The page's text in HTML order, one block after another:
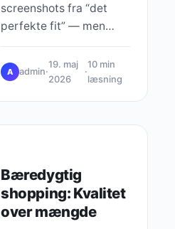
screenshots fra “det
perfekte fit” — men
virkeligheden — er det
ikke din…
A admin·
19. maj
2026
·
10 min
læsning
Bæredygtig
shopping: Kvalitet
over mængde